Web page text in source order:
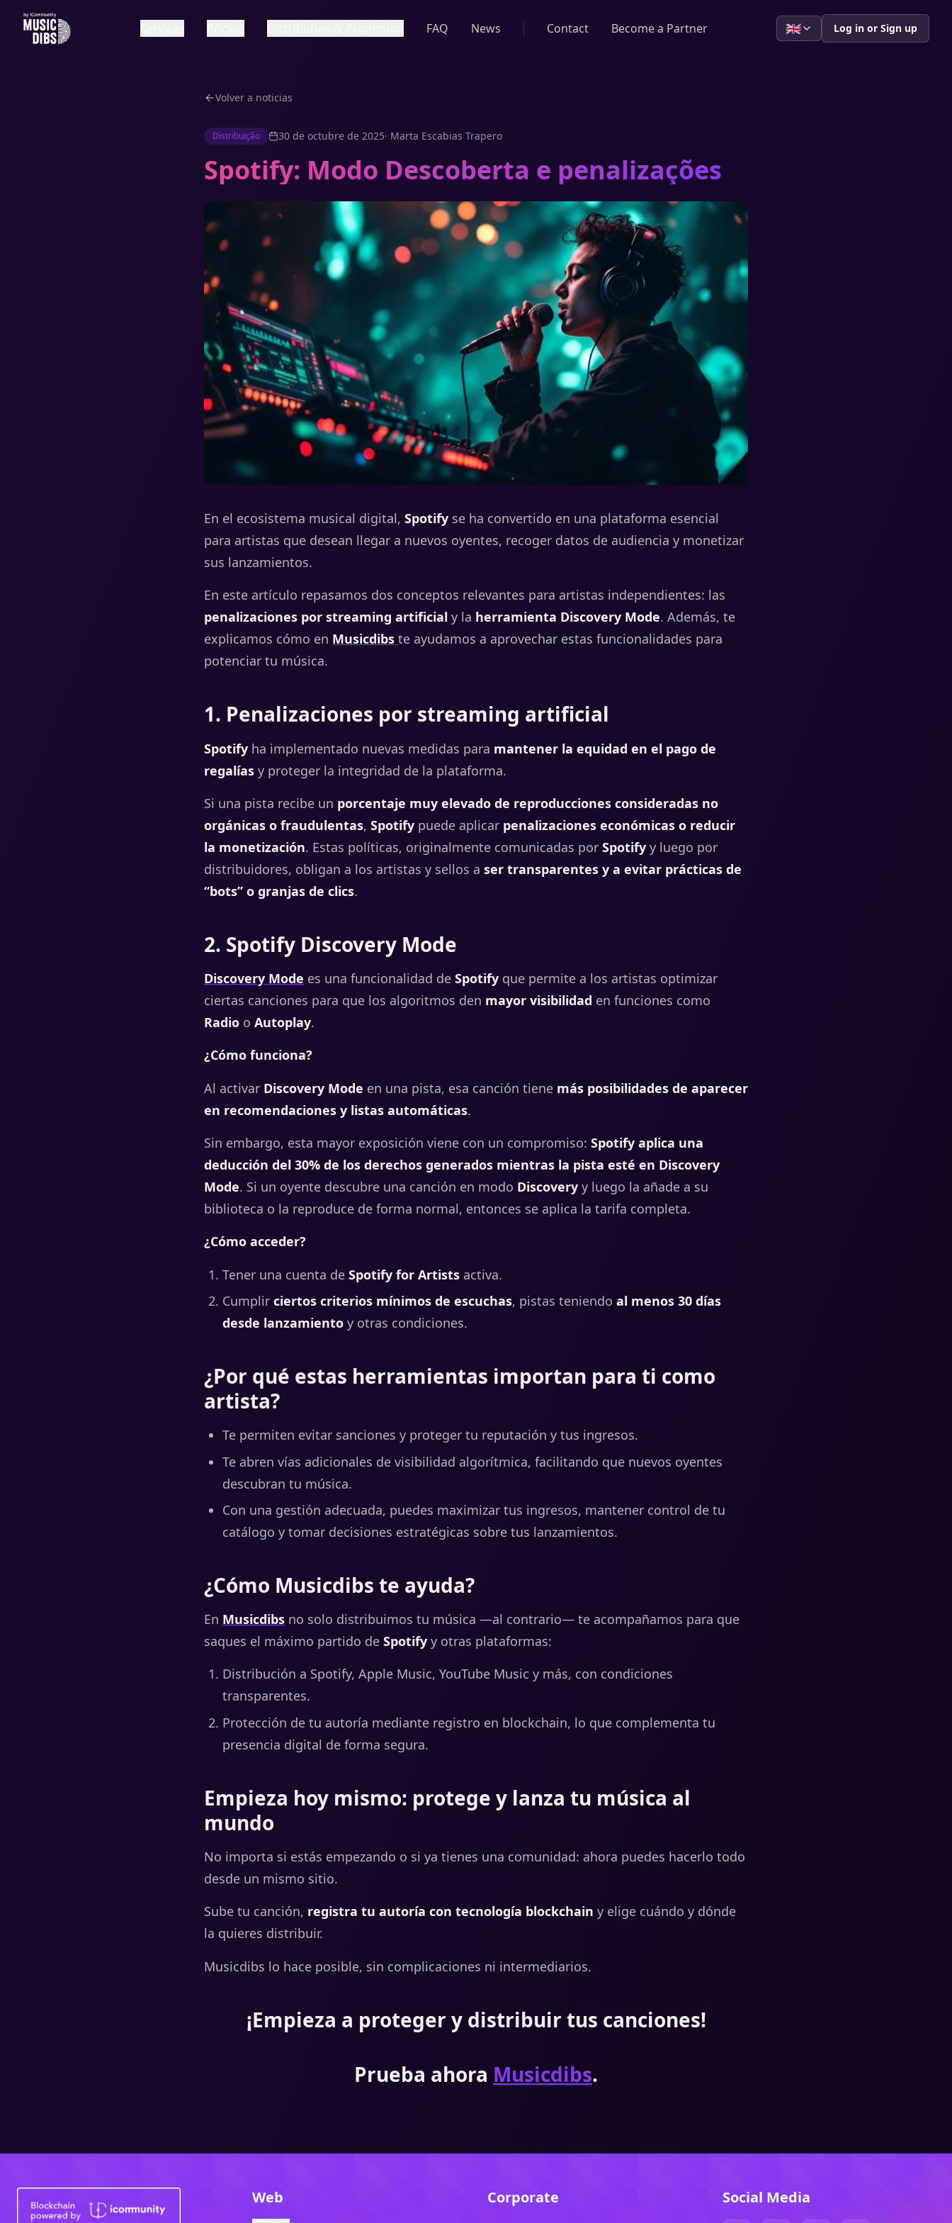
FAQ News Contact Become a Partner 🇬🇧 Log in or Sign up
Volver a noticias
Distribuição 30 de octubre de 2025· Marta Escabias Trapero
Spotify: Modo Descoberta e penalizações
En el ecosistema musical digital, Spotify se ha convertido en una plataforma esencial
para artistas que desean llegar a nuevos oyentes, recoger datos de audiencia y monetizar
sus lanzamientos.
En este artículo repasamos dos conceptos relevantes para artistas independientes: las
penalizaciones por streaming artificial y la herramienta Discovery Mode. Además, te
explicamos cómo en Musicdibs te ayudamos a aprovechar estas funcionalidades para
potenciar tu música.
1. Penalizaciones por streaming artificial
Spotify ha implementado nuevas medidas para mantener la equidad en el pago de
regalías y proteger la integridad de la plataforma.
Si una pista recibe un porcentaje muy elevado de reproducciones consideradas no
orgánicas o fraudulentas, Spotify puede aplicar penalizaciones económicas o reducir
la monetización. Estas políticas, originalmente comunicadas por Spotify y luego por
distribuidores, obligan a los artistas y sellos a ser transparentes y a evitar prácticas de
“bots” o granjas de clics.
2. Spotify Discovery Mode
Discovery Mode es una funcionalidad de Spotify que permite a los artistas optimizar
ciertas canciones para que los algoritmos den mayor visibilidad en funciones como
Radio o Autoplay.
¿Cómo funciona?
Al activar Discovery Mode en una pista, esa canción tiene más posibilidades de aparecer
en recomendaciones y listas automáticas.
Sin embargo, esta mayor exposición viene con un compromiso: Spotify aplica una
deducción del 30% de los derechos generados mientras la pista esté en Discovery
Mode. Si un oyente descubre una canción en modo Discovery y luego la añade a su
biblioteca o la reproduce de forma normal, entonces se aplica la tarifa completa.
¿Cómo acceder?
Tener una cuenta de Spotify for Artistsactiva.
Cumplir ciertos criterios mínimos de escuchas, pistas teniendo al menos 30 días
desde lanzamientoy otras condiciones.
¿Por qué estas herramientas importan para ti como
artista?
Te permiten evitar sanciones y proteger tu reputación y tus ingresos.
Te abren vías adicionales de visibilidad algorítmica, facilitando que nuevos oyentes
descubran tu música.
Con una gestión adecuada, puedes maximizar tus ingresos, mantener control de tu
catálogo y tomar decisiones estratégicas sobre tus lanzamientos.
¿Cómo Musicdibs te ayuda?
En Musicdibs no solo distribuimos tu música —al contrario— te acompañamos para que
saques el máximo partido de Spotify y otras plataformas:
Distribución a Spotify, Apple Music, YouTube Music y más, con condiciones
transparentes.
Protección de tu autoría mediante registro en blockchain, lo que complementa tu
presencia digital de forma segura.
Empieza hoy mismo: protege y lanza tu música al
mundo
No importa si estás empezando o si ya tienes una comunidad: ahora puedes hacerlo todo
desde un mismo sitio.
Sube tu canción, registra tu autoría con tecnología blockchain y elige cuándo y dónde
la quieres distribuir.
Musicdibs lo hace posible, sin complicaciones ni intermediarios.
¡Empieza a proteger y distribuir tus canciones!
Prueba ahora Musicdibs.
Web Corporate Social Media